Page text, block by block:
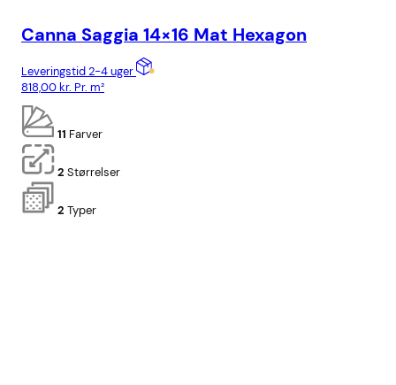
Canna Saggia 14×16 Mat Hexagon
Leveringstid 2-4 uger
818,00kr. Pr. m²
11 Farver
2 Størrelser
2 Typer